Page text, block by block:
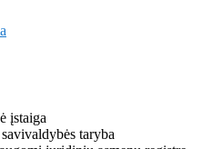
įstaiga
taryba